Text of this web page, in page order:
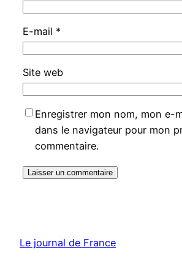
E-mail *
Site web
Enregistrer mon nom, mon e-
dans le navigateur pour mon
commentaire.
Le journal de France